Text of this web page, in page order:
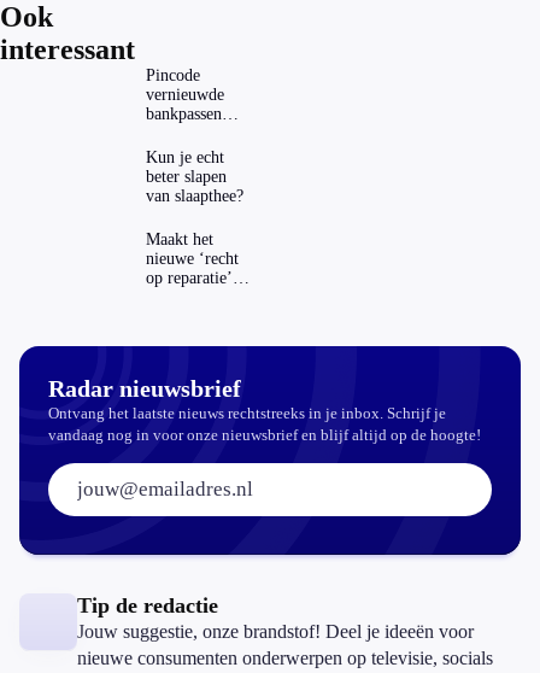
Ook
interessant
Pincode
vernieuwde
bankpassen
ING-app: is dat
wel veilig?
Kun je echt
beter slapen
van slaapthee?
Maakt het
nieuwe ‘recht
op reparatie’
Radar nieuwsbrief
Ontvang het laatste nieuws rechtstreeks in je inbox. Schrijf je
vandaag nog in voor onze nieuwsbrief en blijf altijd op de hoogte!
E-mailadres:
Tip de redactie
Jouw suggestie, onze brandstof! Deel je ideeën voor
nieuwe consumenten onderwerpen op televisie, socials